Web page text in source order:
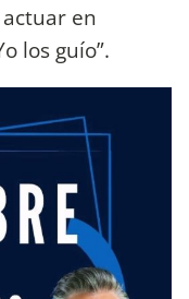
en
los guío”.